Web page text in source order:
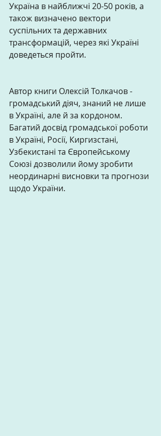
Україна в найближчі 20-50 років, а
також визначено вектори
суспільних та державних
трансформацій, через які Україні
доведеться пройти.
Автор книги Олексій Толкачов -
громадський діяч, знаний не лише
в Україні, але й за кордоном.
Багатий досвід громадської роботи
в Україні, Росії, Киргизстані,
Узбекистані та Європейському
Союзі дозволили йому зробити
неординарні висновки та прогнози
щодо України.